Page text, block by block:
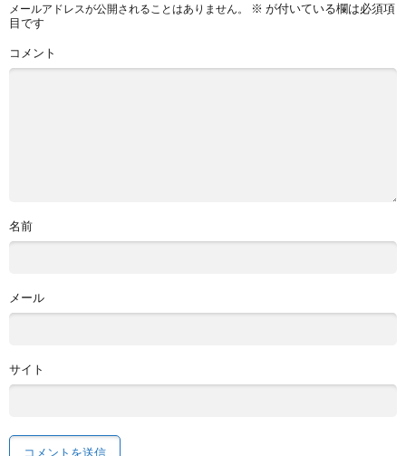
メールアドレスが公開されることはありません。 ※ が付いている欄は必須項
目です
コメント
名前
メール
サイト